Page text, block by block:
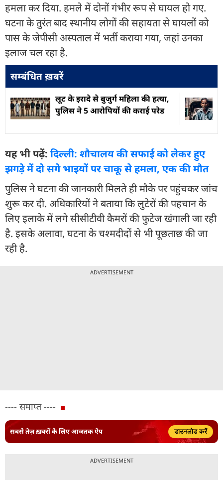
हमला कर दिया. हमले में दोनों गंभीर रूप से घायल हो गए.
घटना के तुरंत बाद स्थानीय लोगों की सहायता से घायलों को
पास के जेपीसी अस्पताल में भर्ती कराया गया, जहां उनका
इलाज चल रहा है.
सम्बंधित ख़बरें
लूट के इरादे से बुजुर्ग महिला की हत्या,
पुलिस ने 5 आरोपियों की कराई परेड
यह भी पढ़ें: दिल्ली: शौचालय की सफाई को लेकर हुए
झगड़े में दो सगे भाइयों पर चाकू से हमला, एक की मौत
पुलिस ने घटना की जानकारी मिलते ही मौके पर पहुंचकर जांच
शुरू कर दी. अधिकारियों ने बताया कि लुटेरों की पहचान के
लिए इलाके में लगे सीसीटीवी कैमरों की फुटेज खंगाली जा रही
है. इसके अलावा, घटना के चश्मदीदों से भी पूछताछ की जा
रही है.
ADVERTISEMENT
---- समाप्त ----
सबसे तेज़ ख़बरों के लिए आजतक ऐप डाउनलोड करें
ADVERTISEMENT